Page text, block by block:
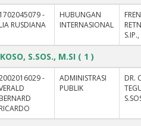
1702045079 -
LIA RUSDIANA
HUBUNGAN
INTERNASIONAL
S.SOS., M.SI ( 1 )
-
BERNARD
RICARDO
ADMINISTRASI
PUBLIK
DR.